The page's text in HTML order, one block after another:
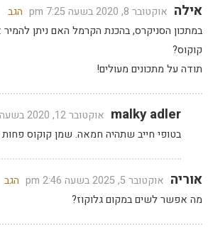
אילה אוקטובר 8, 2020 בשעה 7:25 pm
הגב
במתכון הסניקרס, בהכנת הקרמל האם ניתן
קוקוס?
תודה על מתכונים מעולים!
malky adler אוקטובר 12, 2020 בשעה 8:47 am
בטופי חייב שתהיה חמאה. שמן קוקוס
אוריה אוקטובר 5, 2025 בשעה 2:46 pm
הגב
מה אפשר לשים במקום גלוקוז?